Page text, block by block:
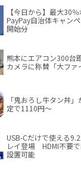
【今日から】最大30
PayPay自治体キャン
開始分
熊本にエアコン300台
カメラに称賛「大ファ
「鬼おろし牛タン丼
定で1110円～
USB-Cだけで使える
レイ登場 HDMI不要
設置可能